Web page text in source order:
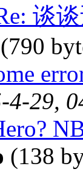
谈
(790
4-29,
(138